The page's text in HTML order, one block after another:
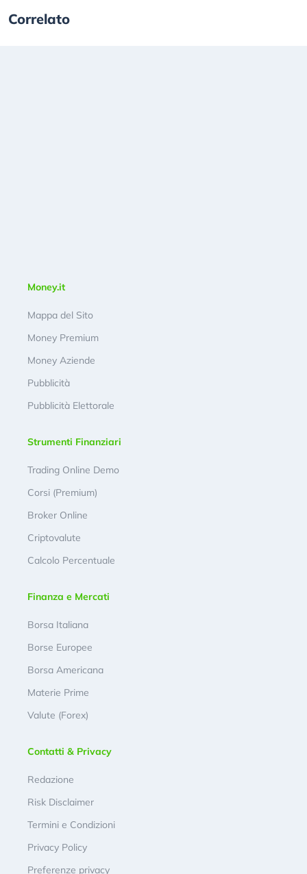
Correlato
Money.it
Mappa del Sito
Money Premium
Money Aziende
Pubblicità
Pubblicità Elettorale
Strumenti Finanziari
Trading Online Demo
Corsi (Premium)
Broker Online
Criptovalute
Calcolo Percentuale
Finanza e Mercati
Borsa Italiana
Borse Europee
Borsa Americana
Materie Prime
Valute (Forex)
Contatti & Privacy
Redazione
Risk Disclaimer
Termini e Condizioni
Privacy Policy
Preferenze privacy